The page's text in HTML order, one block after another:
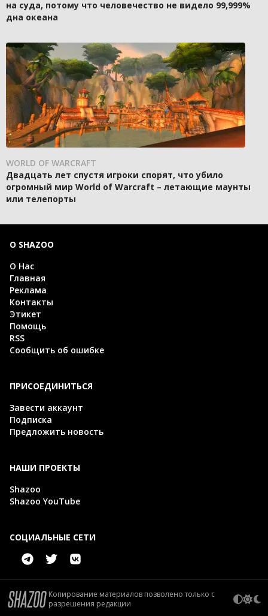
на суда, потому что человечество не видело 99,999%
дна океана
WORLD OF WARCRAFT
Двадцать лет спустя игроки спорят, что убило
огромный мир World of Warcraft – летающие маунты
или телепорты
О SHAZOO
О Нас
Главная
Реклама
Контакты
Этикет
Помощь
RSS
Сообщить об ошибке
ПРИСОЕДИНИТЬСЯ
Завести аккаунт
Подписка
Предложить новость
НАШИ ПРОЕКТЫ
Shazoo
Shazoo YouTube
СОЦИАЛЬНЫЕ СЕТИ
Копирование материалов позволено только с
разрешения редакции